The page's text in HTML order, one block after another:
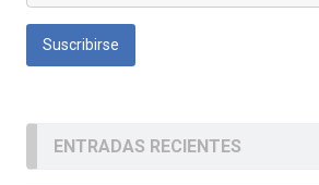
ENTRADAS RECIENTES